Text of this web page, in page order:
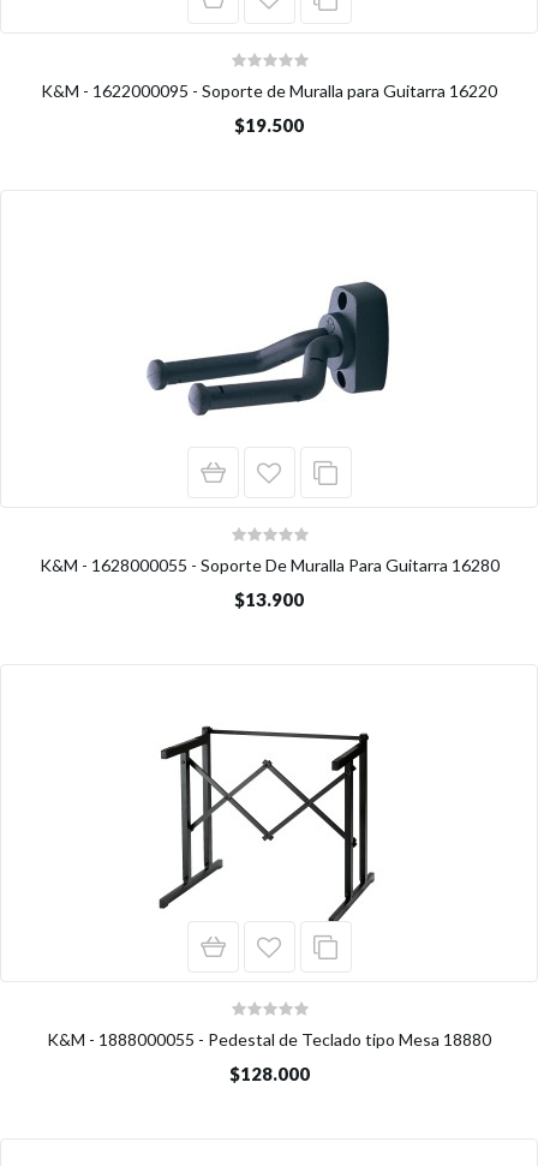
K&M - 1622000095 - Soporte de Muralla para Guitarra 16220
$19.500
K&M - 1628000055 - Soporte De Muralla Para Guitarra 16280
$13.900
K&M - 1888000055 - Pedestal de Teclado tipo Mesa 18880
$128.000